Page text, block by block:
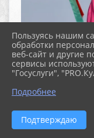
Пользуясь нашим
обработки
веб-сайт и другие
сервисы
"Госуслуги",
Подробнее
Подтверждаю